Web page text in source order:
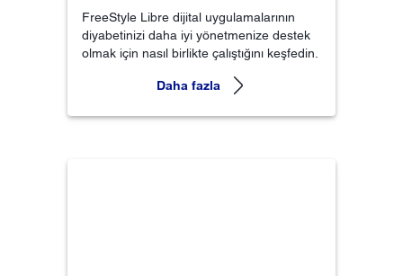
FreeStyle Libre dijital uygulamalarının
diyabetinizi daha iyi yönetmenize destek
olmak için nasıl birlikte çalıştığını keşfedin.
Daha fazla